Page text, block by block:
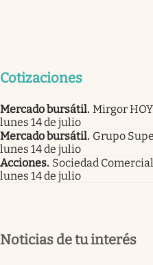
Cotizaciones
Mercado bursátil. Mirgor
lunes 14 de julio
Mercado bursátil. Grupo
lunes 14 de julio
Acciones. Sociedad
lunes 14 de julio
Noticias de tu interés